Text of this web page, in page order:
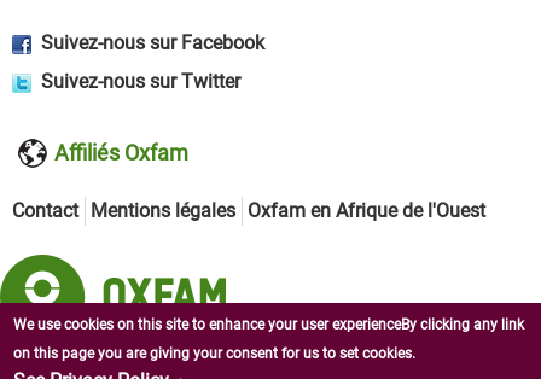
Suivez-nous sur Facebook
Suivez-nous sur Twitter
Affiliés Oxfam
Contact Mentions légales Oxfam en Afrique de l'Ouest
We use cookies on this site to enhance your user experienceBy clicking any link
on this page you are giving your consent for us to set cookies.